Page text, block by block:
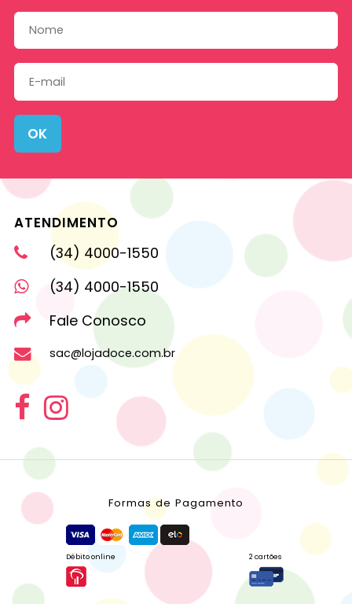
OK
ATENDIMENTO
(34) 4000-1550
(34) 4000-1550
Fale Conosco
sac@lojadoce.com.br
Formas de Pagamento
Débito online 2 cartões